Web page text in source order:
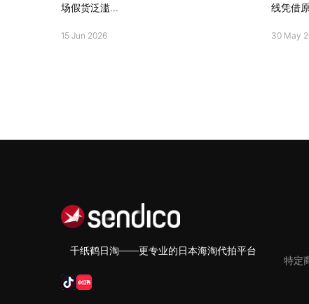
场假货泛滥...
15 Jun 2026
线凭借
30 May
千纸鹤日淘——更专业的日本海淘代拍平台
特定